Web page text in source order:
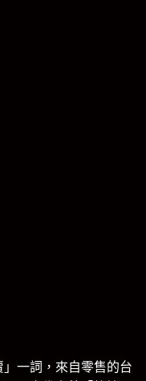
一詞，來自零售的台